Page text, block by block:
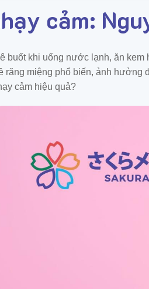
cảm:
buốt khi uống nước lạnh, ăn
răng miệng phổ biến, ảnh hưởng
cảm hiệu quả?